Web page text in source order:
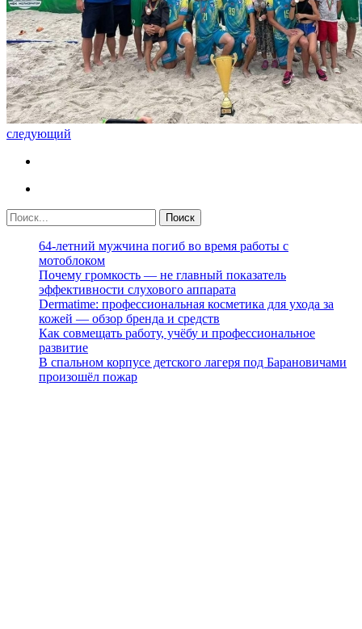
следующий
64-летний мужчина погиб во время работы с
мотоблоком
Почему громкость — не главный показатель
эффективности слухового аппарата
Dermatime: профессиональная косметика для ухода за
кожей — обзор бренда и средств
Как совмещать работу, учёбу и профессиональное
развитие
В спальном корпусе детского лагеря под Барановичами
произошёл пожар